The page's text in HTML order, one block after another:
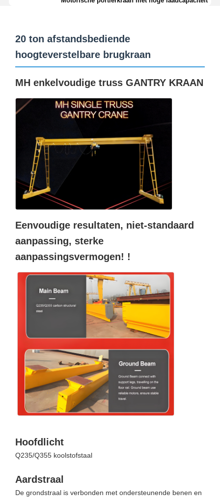
Kraan
Motor- en remversnellingen
Hijsen
Vervoersmateriaal
Lifttoestellen
Aanhangsels voor kranen
20 ton afstandsbediende
hoogteverstelbare brugkraan
MH enkelvoudige truss GANTRY KRAAN
Eenvoudige resultaten, niet-standaard
aanpassing, sterke
aanpassingsvermogen! !
Hoofdlicht
Q235/Q355 koolstofstaal
Aardstraal
De grondstraal is verbonden met ondersteunende benen en